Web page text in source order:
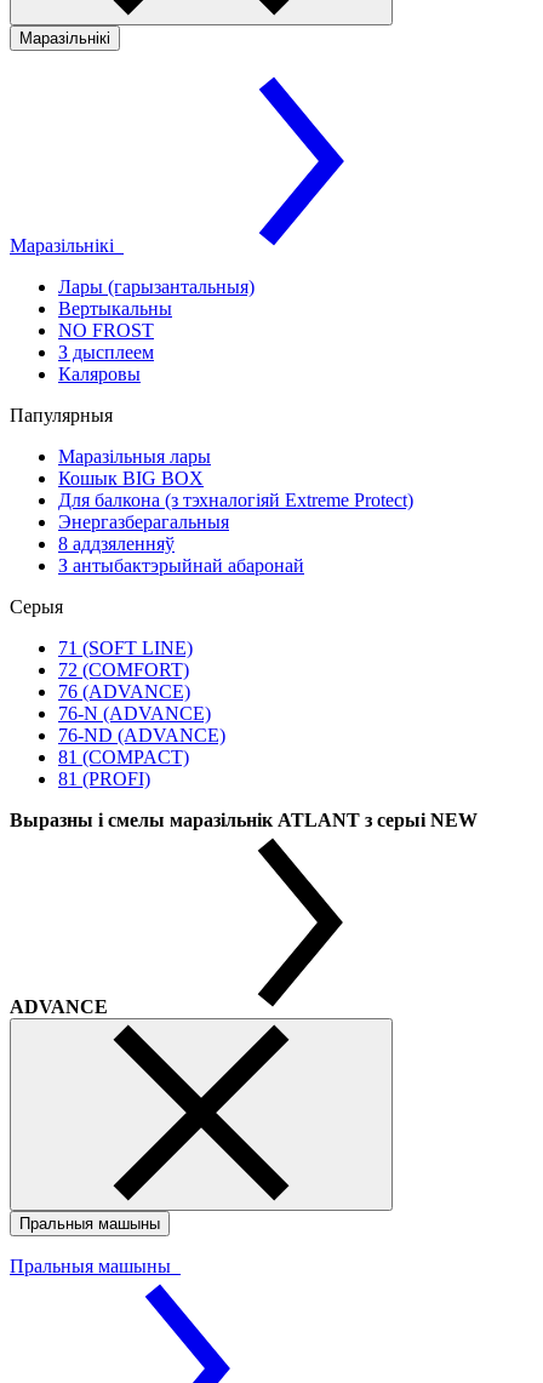
Маразільнікі
Маразільнікі
Лары (гарызантальныя)
Вертыкальны
NO FROST
З дысплеем
Каляровы
Папулярныя
Маразільныя лары
Кошык BIG BOX
Для балкона (з тэхналогіяй Extreme Protect)
Энергазберагальныя
8 аддзяленняў
З антыбактэрыйнай абаронай
Серыя
71 (SOFT LINE)
72 (COMFORT)
76 (ADVANCE)
76-N (ADVANCE)
76-ND (ADVANCE)
81 (COMPACT)
81 (PROFI)
Выразны і смелы маразільнік ATLANT з серыі NEW
ADVANCE
Пральныя машыны
Пральныя машыны